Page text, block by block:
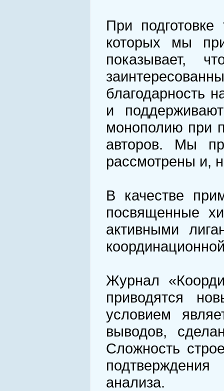
При подготовке
которых мы
показывает,
благодарность
и
монополию при
авторов. Мы
рассмотрены и,
В качестве
посвященные
активными
Журнал
приводятся
условием
выводов,
Сложность
анализа.